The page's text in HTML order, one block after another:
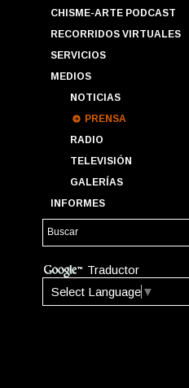
CHISME-ARTE PODCAST
RECORRIDOS VIRTUALES
SERVICIOS
MEDIOS
NOTICIAS
PRENSA
RADIO
TELEVISIÓN
GALERÍAS
INFORMES
Traductor
Select Language ▼